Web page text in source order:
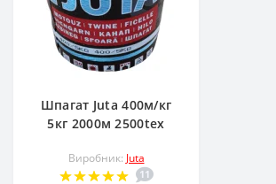
Шпагат Juta 400м/кг
5кг 2000м 2500tex
Виробник: Juta
11